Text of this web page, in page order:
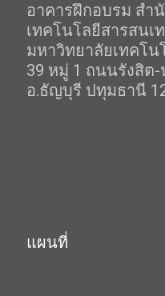
อาคารฝึกอบรม สำ
เทคโนโลยีสารสนเ
มหาวิทยาลัยเทคโ
39 หมู่ 1 ถนนรังสิต
อ.ธัญบุรี ปทุมธานี
แผนที่